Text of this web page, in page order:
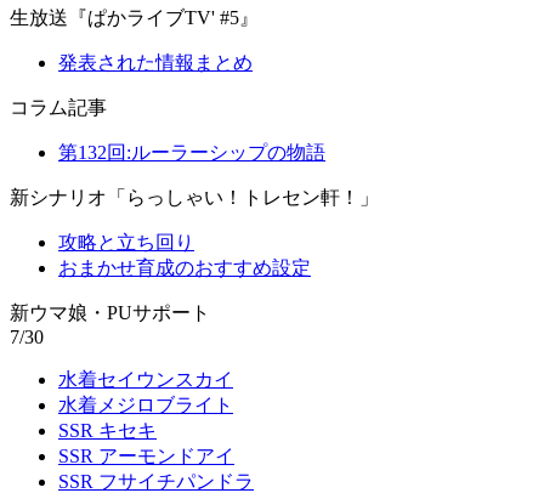
生放送『ぱかライブTV' #5』
発表された情報まとめ
コラム記事
第132回:ルーラーシップの物語
新シナリオ「らっしゃい！トレセン軒！」
攻略と立ち回り
おまかせ育成のおすすめ設定
新ウマ娘・PUサポート
7/30
水着セイウンスカイ
水着メジロブライト
SSR キセキ
SSR アーモンドアイ
SSR フサイチパンドラ